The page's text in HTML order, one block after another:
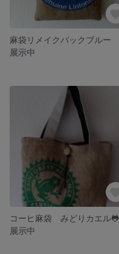
麻袋リメイクバックブルー
展示中
コーヒ麻袋 みどりカエル🐸
展示中